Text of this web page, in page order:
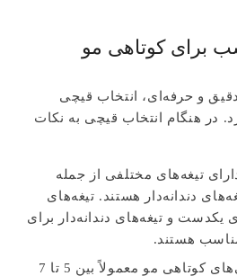
برای کوتاهی مو
و حرفه‌ای، انتخاب قیچی
در هنگام انتخاب قیچی به نکات
تیغه‌های مختلفی از جمله
دندانه‌دار هستند. تیغه‌های
و تیغه‌های دندانه‌دار برای
هستند.
: قیچی‌های کوتاهی مو معمولاً بین 5 تا 7